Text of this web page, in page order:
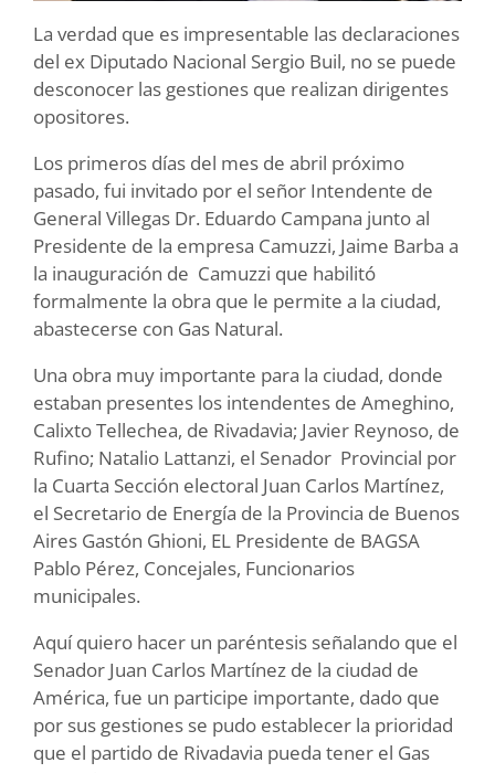
La verdad que es impresentable las declaraciones
del ex Diputado Nacional Sergio Buil, no se puede
desconocer las gestiones que realizan dirigentes
opositores.
Los primeros días del mes de abril próximo
pasado, fui invitado por el señor Intendente de
General Villegas Dr. Eduardo Campana junto al
Presidente de la empresa Camuzzi, Jaime Barba a
la inauguración de Camuzzi que habilitó
formalmente la obra que le permite a la ciudad,
abastecerse con Gas Natural.
Una obra muy importante para la ciudad, donde
estaban presentes los intendentes de Ameghino,
Calixto Tellechea, de Rivadavia; Javier Reynoso, de
Rufino; Natalio Lattanzi, el Senador Provincial por
la Cuarta Sección electoral Juan Carlos Martínez,
el Secretario de Energía de la Provincia de Buenos
Aires Gastón Ghioni, EL Presidente de BAGSA
Pablo Pérez, Concejales, Funcionarios
municipales.
Aquí quiero hacer un paréntesis señalando que el
Senador Juan Carlos Martínez de la ciudad de
América, fue un participe importante, dado que
por sus gestiones se pudo establecer la prioridad
que el partido de Rivadavia pueda tener el Gas